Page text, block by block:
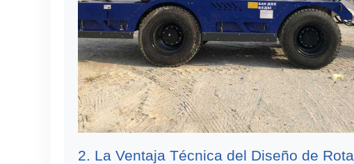
2. La Ventaja Técnica del Diseño de